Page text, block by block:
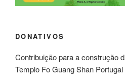
DONATIVOS
Contribuição para a construção
Templo Fo Guang Shan Portugal